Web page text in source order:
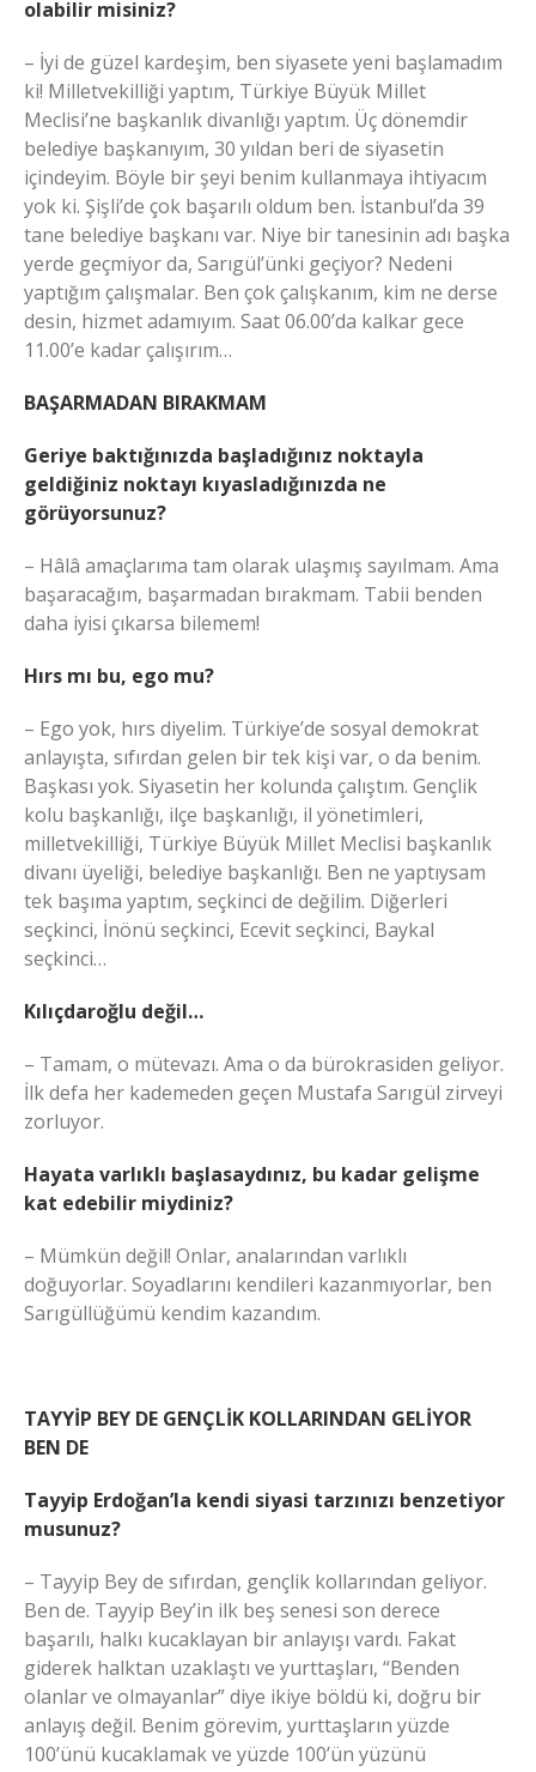
olabilir misiniz?
– İyi de güzel kardeşim, ben siyasete yeni başlamadım
ki! Milletvekilliği yaptım, Türkiye Büyük Millet
Meclisi’ne başkanlık divanlığı yaptım. Üç dönemdir
belediye başkanıyım, 30 yıldan beri de siyasetin
içindeyim. Böyle bir şeyi benim kullanmaya ihtiyacım
yok ki. Şişli’de çok başarılı oldum ben. İstanbul’da 39
tane belediye başkanı var. Niye bir tanesinin adı başka
yerde geçmiyor da, Sarıgül’ünki geçiyor? Nedeni
yaptığım çalışmalar. Ben çok çalışkanım, kim ne derse
desin, hizmet adamıyım. Saat 06.00’da kalkar gece
11.00’e kadar çalışırım…
BAŞARMADAN BIRAKMAM
Geriye baktığınızda başladığınız noktayla
geldiğiniz noktayı kıyasladığınızda ne
görüyorsunuz?
– Hâlâ amaçlarıma tam olarak ulaşmış sayılmam. Ama
başaracağım, başarmadan bırakmam. Tabii benden
daha iyisi çıkarsa bilemem!
Hırs mı bu, ego mu?
– Ego yok, hırs diyelim. Türkiye’de sosyal demokrat
anlayışta, sıfırdan gelen bir tek kişi var, o da benim.
Başkası yok. Siyasetin her kolunda çalıştım. Gençlik
kolu başkanlığı, ilçe başkanlığı, il yönetimleri,
milletvekilliği, Türkiye Büyük Millet Meclisi başkanlık
divanı üyeliği, belediye başkanlığı. Ben ne yaptıysam
tek başıma yaptım, seçkinci de değilim. Diğerleri
seçkinci, İnönü seçkinci, Ecevit seçkinci, Baykal
seçkinci…
Kılıçdaroğlu değil…
– Tamam, o mütevazı. Ama o da bürokrasiden geliyor.
İlk defa her kademeden geçen Mustafa Sarıgül zirveyi
zorluyor.
Hayata varlıklı başlasaydınız, bu kadar gelişme
kat edebilir miydiniz?
– Mümkün değil! Onlar, analarından varlıklı
doğuyorlar. Soyadlarını kendileri kazanmıyorlar, ben
Sarıgüllüğümü kendim kazandım.
TAYYİP BEY DE GENÇLİK KOLLARINDAN GELİYOR
BEN DE
Tayyip Erdoğan’la kendi siyasi tarzınızı benzetiyor
musunuz?
– Tayyip Bey de sıfırdan, gençlik kollarından geliyor.
Ben de. Tayyip Bey’in ilk beş senesi son derece
başarılı, halkı kucaklayan bir anlayışı vardı. Fakat
giderek halktan uzaklaştı ve yurttaşları, “Benden
olanlar ve olmayanlar” diye ikiye böldü ki, doğru bir
anlayış değil. Benim görevim, yurttaşların yüzde
100’ünü kucaklamak ve yüzde 100’ün yüzünü